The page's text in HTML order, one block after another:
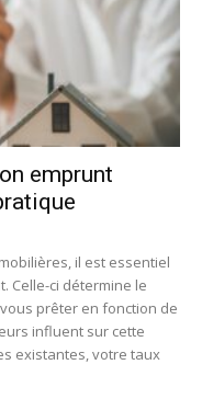
emprunt
il est essentiel
Celle-ci détermine le
prêter en fonction de
influent sur cette
existantes, votre taux